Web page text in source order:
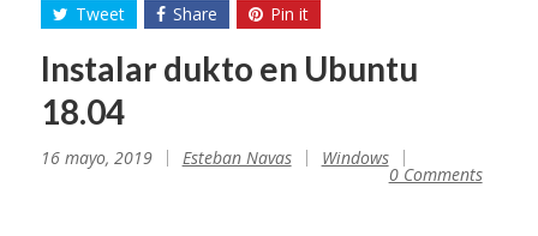
Tweet Share Pin it
Instalar dukto en Ubuntu
18.04
16 mayo, 2019 Esteban Navas Windows
0 Comments